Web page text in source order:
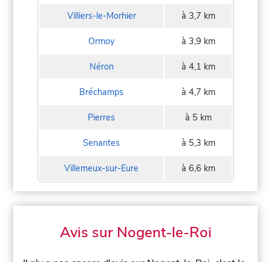
Villiers-le-Morhier à 3,7 km
Ormoy à 3,9 km
Néron à 4,1 km
Bréchamps à 4,7 km
Pierres à 5 km
Senantes à 5,3 km
Villemeux-sur-Eure à 6,6 km
Avis sur Nogent-le-Roi